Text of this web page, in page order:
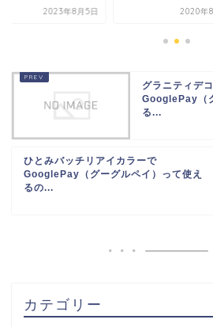
2020年8月7日 2020年7
グラニティデ
GooglePay（
る...
ひとみバッチリアイカラーで
GooglePay（グーグルペイ）って使え
るの...
カテゴリー